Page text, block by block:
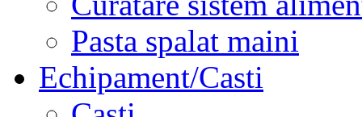
Pasta spalat maini
Echipament/Casti